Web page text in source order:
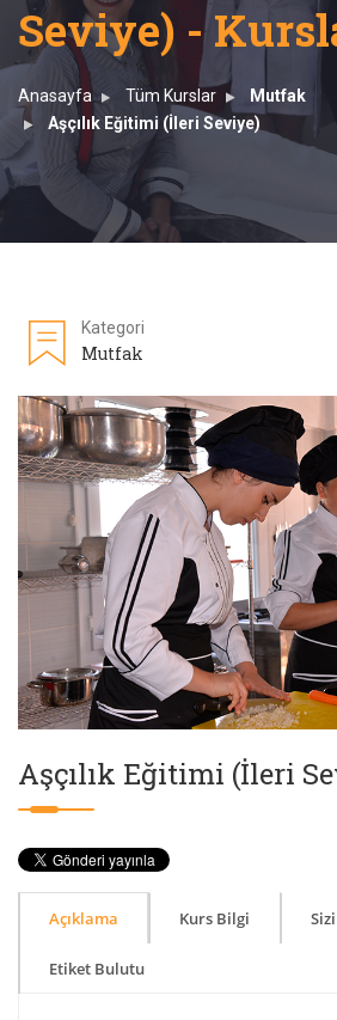
Seviye) -
Anasayfa Tüm Kurslar
Mutfak
Aşçılık Eğitimi (İleri Seviye)
Kategori
Mutfak
Aşçılık Eğitimi (İleri
Açıklama Kurs Bilgi
Etiket Bulutu